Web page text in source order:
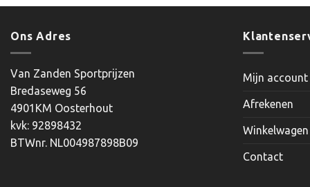
Ons Adres
Van Zanden Sportprijzen
Bredaseweg 56
4901KM Oosterhout
kvk: 92898432
BTWnr. NL004987898B09
Mijn account
Afrekenen
Winkelwagen
Contact